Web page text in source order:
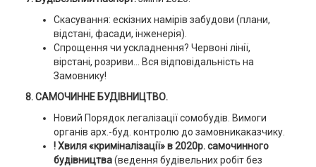
Скасування: ескізних намірів забудови (плани,
відстані, фасади, інженерія).
Спрощення чи ускладнення? Червоні лінії,
вірстані, розриви... Вся відповідальність на
Замовнику!
8. САМОЧИННЕ БУДІВНИЦТВО.
Новий Порядок легалізації сомобудів. Вимоги
органів арх.-буд. контролю до замовникаказчику.
! Хвиля «криміналізації» в 2020р. самочинного
будівництва(ведення будівельних робіт без